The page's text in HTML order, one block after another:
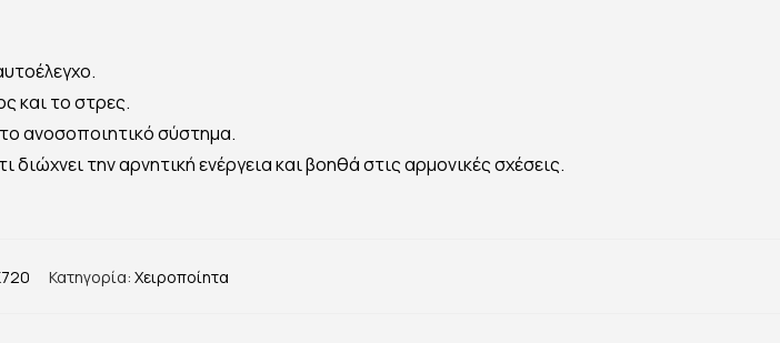
και το στρες.
ανοσοποιητικό σύστημα.
την αρνητική ενέργεια και βοηθά στις αρμονικές σχέσεις.
Κατηγορία: Χειροποίητα